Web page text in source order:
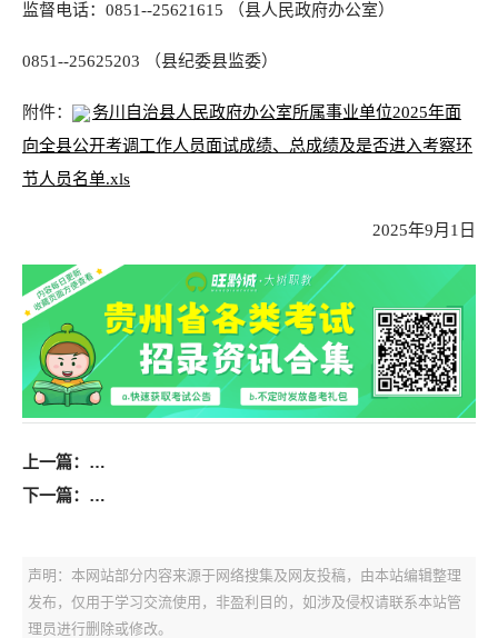
监督电话：0851--25621615 （县人民政府办公室）
0851--25625203 （县纪委县监委）
附件：
务川自治县人民政府办公室所属事业单位2025年面
向全县公开考调工作人员面试成绩、总成绩及是否进入考察环
节人员名单.xls
2025年9月1日
上一篇：
2025年纳雍县第一批次“人才强市” 人才引进参加面试
下一篇：
2025年六盘水市水城区教育局银龄讲学计划教师招募公
声明：本网站部分内容来源于网络搜集及网友投稿，由本站编辑整理
发布，仅用于学习交流使用，非盈利目的，如涉及侵权请联系本站管
理员进行删除或修改。